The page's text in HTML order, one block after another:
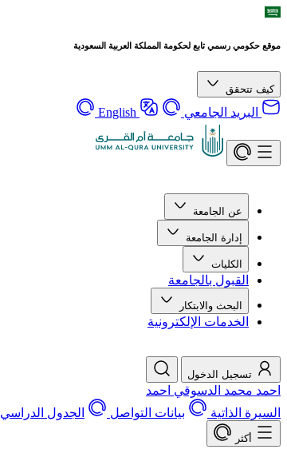
موقع حكومي رسمي تابع لحكومة المملكة العربية السعودية
كيف تتحقق
البريد الجامعي English
عن الجامعة
إدارة الجامعة
الكليات
القبول بالجامعة
البحث والابتكار
الخدمات الإلكترونية
تسجيل الدخول
احمد محمد الدسوقي احمد
السيرة الذاتية
بيانات التواصل الجدول الدراسي
أكثر